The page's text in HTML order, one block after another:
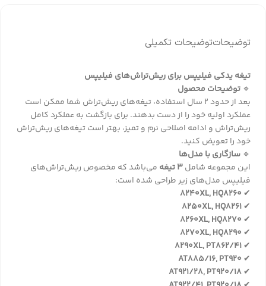
توضیحاتتوضیحات تکمیلی
تیغه یدکی فیلیپس برای ریش‌تراش‌های فیلیپس
🔹 توضیحات محصول
بعد از حدود 2 سال استفاده، تیغه‌های ریش‌تراش شما ممکن است
عملکرد اولیه خود را از دست بدهند. برای بازگشت به عملکرد کامل
ریش‌تراش و ادامه اصلاحی نرم و تمیز، بهتر است تیغه‌های ریش‌تراش
خود را تعویض کنید.
🔹 سازگاری با مدل‌ها
این مجموعه شامل3 تیغه
می‌باشد که مخصوص ریش‌تراش‌های
فیلیپس مدل‌های زیر طراحی شده است:
✔
8240XL, HQ8260
✔
8250XL, HQ8261
✔
8260XL, HQ8270
✔
8270XL, HQ8290
✔
8290XL, PT862/41
✔
AT885/16, PT920
✔
AT921/28, PT920/18